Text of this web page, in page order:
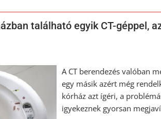
található egyik CT-géppel,
A CT berendezés valóban
egy másik azért még
kórház azt ígéri, a
igyekeznek gyorsan